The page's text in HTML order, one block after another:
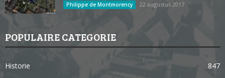
Philippe de Montmorency 22 augustus 2017
POPULAIRE CATEGORIE
Historie
847